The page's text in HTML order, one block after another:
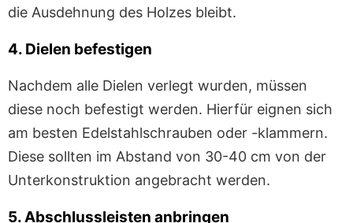
die Ausdehnung des Holzes bleibt.
4. Dielen befestigen
Nachdem alle Dielen verlegt wurden, müssen
diese noch befestigt werden. Hierfür eignen sich
am besten Edelstahlschrauben oder -klammern.
Diese sollten im Abstand von 30-40 cm von der
Unterkonstruktion angebracht werden.
5. Abschlussleisten anbringen